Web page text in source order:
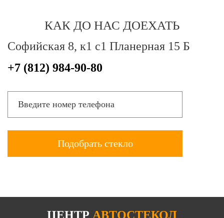
КАК ДО НАС ДОЕХАТЬ
Софийская 8, к1 с1 Планерная 15 Б
+7 (812) 984-90-80
ЦЕНТР АВТОСТЕКОЛ